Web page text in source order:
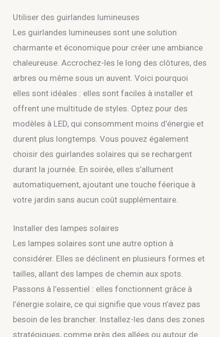
Utiliser des guirlandes lumineuses
Les guirlandes lumineuses sont une solution
charmante et économique pour créer une ambiance
chaleureuse. Accrochez-les le long des clôtures, des
arbres ou même sous un auvent. Voici pourquoi
elles sont idéales : elles sont faciles à installer et
offrent une multitude de styles. Optez pour des
modèles à LED, qui consomment moins d’énergie et
durent plus longtemps. Vous pouvez également
choisir des guirlandes solaires qui se rechargent
durant la journée. En soirée, elles s’allument
automatiquement, ajoutant une touche féerique à
votre jardin sans aucun coût supplémentaire.
Installer des lampes solaires
Les lampes solaires sont une autre option à
considérer. Elles se déclinent en plusieurs formes et
tailles, allant des lampes de chemin aux spots.
Passons à l’essentiel : elles fonctionnent grâce à
l’énergie solaire, ce qui signifie que vous n’avez pas
besoin de les brancher. Installez-les dans des zones
stratégiques, comme près des allées ou autour de